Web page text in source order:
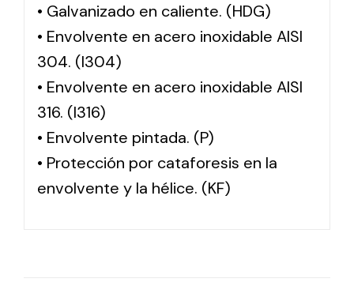
• Galvanizado en caliente. (HDG)
• Envolvente en acero inoxidable AISI
304. (I304)
• Envolvente en acero inoxidable AISI
316. (I316)
• Envolvente pintada. (P)
• Protección por cataforesis en la
envolvente y la hélice. (KF)